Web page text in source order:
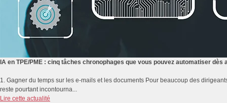
IA en TPE/PME : cinq tâches chronophages que vous pouvez automatiser dès
1. Gagner du temps sur les e-mails et les documents Pour beaucoup des
reste pourtant incontourna...
Lire cette actualité